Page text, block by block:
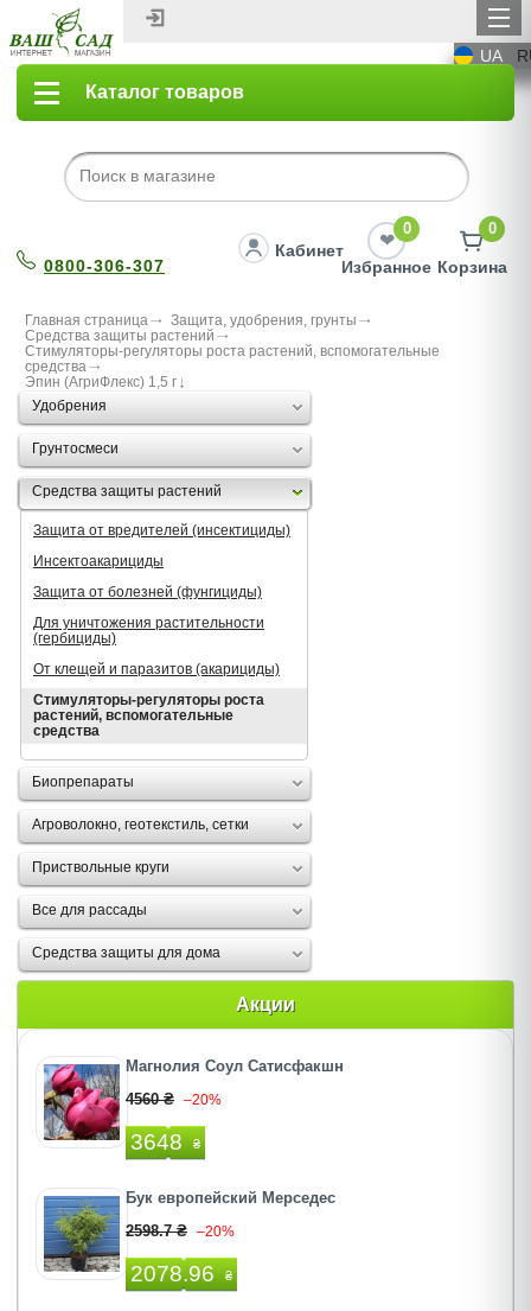
UA
Каталог товаров
0800-306-307
Кабинет
0
Избранное
0
Корзина
Главная страница
Защита, удобрения, грунты
Средства защиты растений
Стимуляторы-регуляторы роста растений, вспомогательные
средства
Эпин (АгриФлекс) 1,5 г
Удобрения
Грунтосмеси
Средства защиты растений
Защита от вредителей (инсектициды)
Инсектоакарициды
Защита от болезней (фунгициды)
Для уничтожения растительности
(гербициды)
От клещей и паразитов (акарициды)
Стимуляторы-регуляторы роста
растений, вспомогательные
средства
Биопрепараты
Агроволокно, геотекстиль, сетки
Приствольные круги
Все для рассады
Средства защиты для дома
Акции
Магнолия Соул Сатисфакшн
4560 ₴ –20%
3648 ₴
Бук европейский Мерседес
2598.7 ₴ –20%
2078.96 ₴